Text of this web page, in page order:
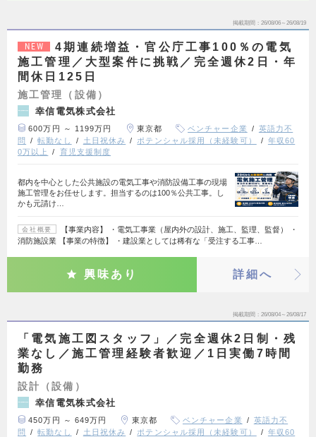
掲載期間 26/08/06～26/08/19
NEW
4期連続増益・官公庁工事100％の電気
施工管理／大型案件に挑戦／完全週休2日・年
間休日125日
施工管理（設備）
幸信電気株式会社
600万円 ～ 1199万円 東京都 ベンチャー企業
英語力不
問
転勤なし 土日祝休み ポテンシャル採用（未経験可）
年収60
0万以上
育児支援制度
都内を中心とした公共施設の電気工事や消防設備工事の現場
施工管理をお任せします。担当するのは100％公共工事。し
かも元請け…
会社概要
【事業内容】 ・電気工事業（屋内外の設計、施工、監理、監督） ・
消防施設業 【事業の特徴】 ・建設業としては稀有な「受注する工事…
興味あり 詳細へ
掲載期間 26/08/04～26/08/17
「電気施工図スタッフ」／完全週休2日制・残
業なし／施工管理経験者歓迎／1日実働7時間
勤務
設計（設備）
幸信電気株式会社
450万円 ～ 649万円 東京都 ベンチャー企業
英語力不
問
転勤なし 土日祝休み ポテンシャル採用（未経験可）
年収60